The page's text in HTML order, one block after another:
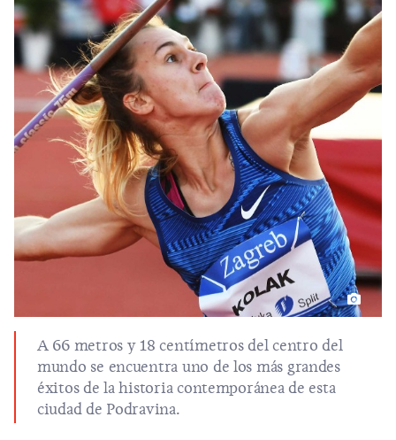
A 66 metros y 18 centímetros del centro del
mundo se encuentra uno de los más grandes
éxitos de la historia contemporánea de esta
ciudad de Podravina.